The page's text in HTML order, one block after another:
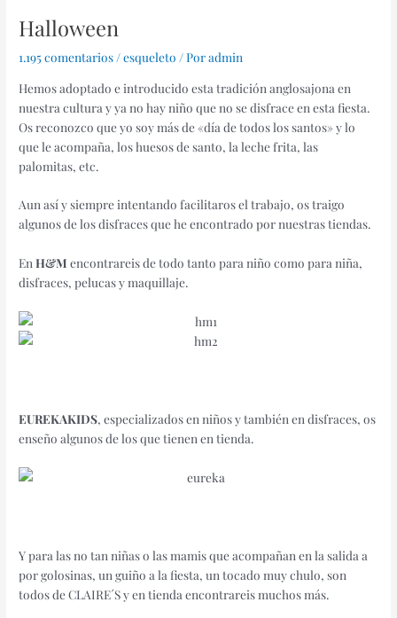
Halloween
1.195 comentarios /esqueleto / Poradmin
Hemos adoptado e introducido esta tradición anglosajona en
nuestra cultura y ya no hay niño que no se disfrace en esta fiesta.
Os reconozco que yo soy más de «día de todos los santos» y lo
que le acompaña, los huesos de santo, la leche frita, las
palomitas, etc.
Aun así y siempre intentando facilitaros el trabajo, os traigo
algunos de los disfraces que he encontrado por nuestras tiendas.
En H&M encontrareis de todo tanto para niño como para niña,
disfraces, pelucas y maquillaje.
EUREKAKIDS, especializados en niños y también en disfraces, os
enseño algunos de los que tienen en tienda.
Y para las no tan niñas o las mamis que acompañan en la salida a
por golosinas, un guiño a la fiesta, un tocado muy chulo, son
todos de CLAIRE´S y en tienda encontrareis muchos más.